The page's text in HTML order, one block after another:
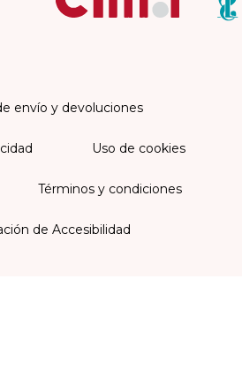
envío y devoluciones
Uso de cookies
Términos y condiciones
de Accesibilidad